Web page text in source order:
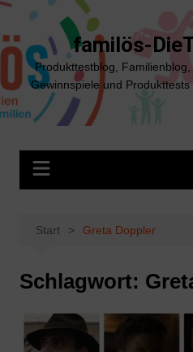
Zum
springen
familös-
Produkttestblog,
Gewinnspiele und
Start Greta Doppler
Schlagwort: